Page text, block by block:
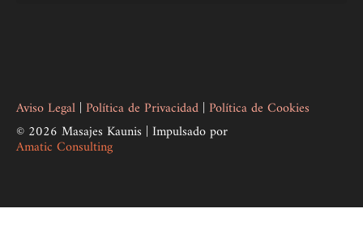
Aviso Legal | Política de Privacidad | Política de Cookies
© 2026 Masajes Kaunis | Impulsado por
Amatic Consulting